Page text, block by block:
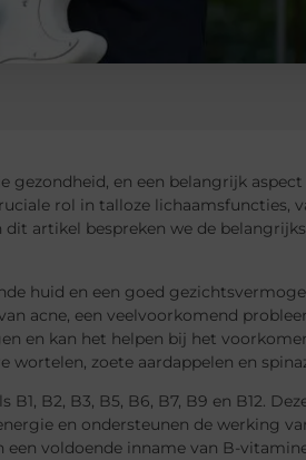
en een belangrijk
rol in talloze lichaamsfuncties,
artikel bespreken we de
huid en een goed
acne, een veelvoorkomend
en kan het helpen bij het
zoete aardappelen en
B2, B3, B5, B6, B7, B9 en B12.
en ondersteunen de werking
voldoende inname van B-